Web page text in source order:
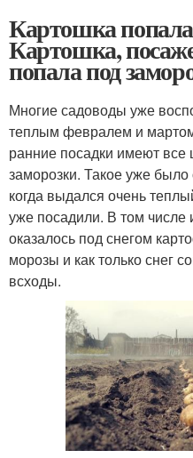
Картошка
Картошка,
попала под
Многие садоводы уже
теплым февралем и
ранние посадки имеют
заморозки. Такое уже
когда выдался очень
уже посадили. В том числе
оказалось под снегом
морозы и как только снег
всходы.